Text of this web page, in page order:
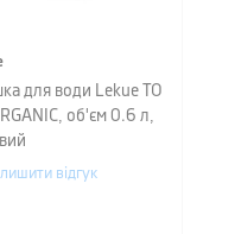
для води Lekue TO
об'єм 0.6 л,
відгук